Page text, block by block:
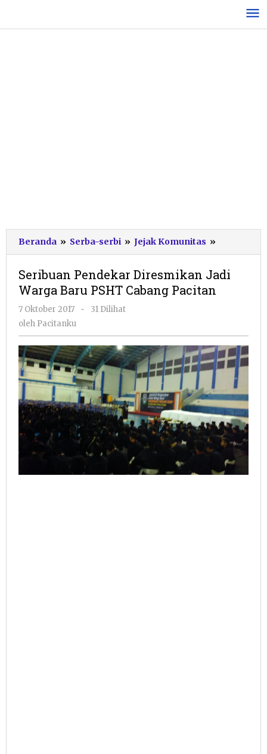
konten
Beranda » Serba-serbi » Jejak Komunitas »
Pendekar
Jadi
Seribuan Pendekar Diresmikan Jadi
Warga Baru PSHT Cabang Pacitan
7 Oktober 2017
oleh
-
31 Dilihat
oleh Pacitanku